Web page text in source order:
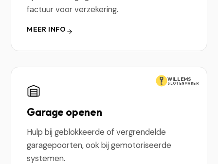
factuur voor verzekering.
MEER INFO
WILLEMS
SLOTENMAKER
Garage openen
Hulp bij geblokkeerde of vergrendelde
garagepoorten, ook bij gemotoriseerde
systemen.